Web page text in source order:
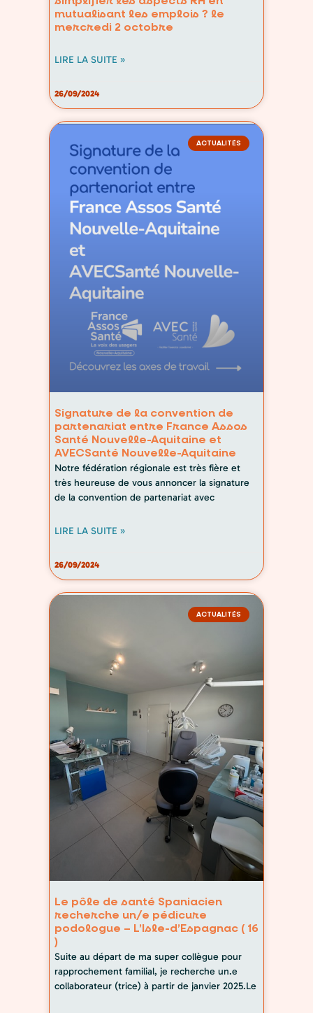
mutualisant les emplois ? le
mercredi 2 octobre
LIRE LA SUITE »
26/09/2024
ACTUALITÉS
Signature de la convention de
partenariat entre France Assos
Santé Nouvelle-Aquitaine et
AVECSanté Nouvelle-Aquitaine
Notre fédération régionale est très fière et
très heureuse de vous annoncer la signature
de la convention de partenariat avec
LIRE LA SUITE »
26/09/2024
ACTUALITÉS
Le pôle de santé Spaniacien
recherche un/e pédicure
podologue – L’Isle-d’Espagnac ( 16
)
Suite au départ de ma super collègue pour
rapprochement familial, je recherche un.e
collaborateur (trice) à partir de janvier 2025.Le